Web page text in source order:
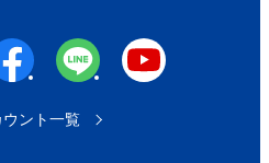
ウント一覧